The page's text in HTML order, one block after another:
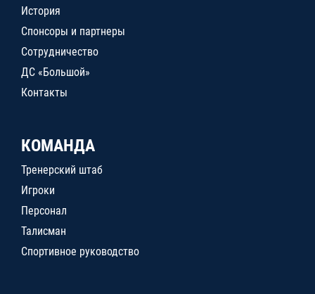
История
Спонсоры и партнеры
Сотрудничество
ДС «Большой»
Контакты
КОМАНДА
Тренерский штаб
Игроки
Персонал
Талисман
Спортивное руководство